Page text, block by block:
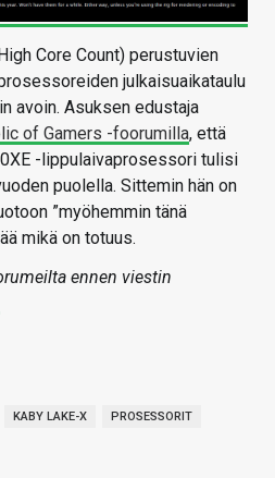
Core Count) perustuvien
julkaisuaikataulu
avoin. Asuksen edustaja
of Gamers -foorumilla, että
-lippulaivaprosessori tulisi
puolella. Sittemin hän on
”myöhemmin tänä
mikä on totuus.
ennen viestin
KABY LAKE-X PROSESSORIT